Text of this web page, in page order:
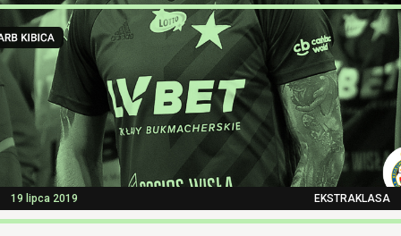
19 lipca 2019 EKSTRAKLASA